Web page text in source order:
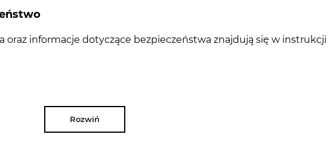
oraz informacje dotyczące bezpieczeństwa znajdują się w instrukcji
Rozwiń